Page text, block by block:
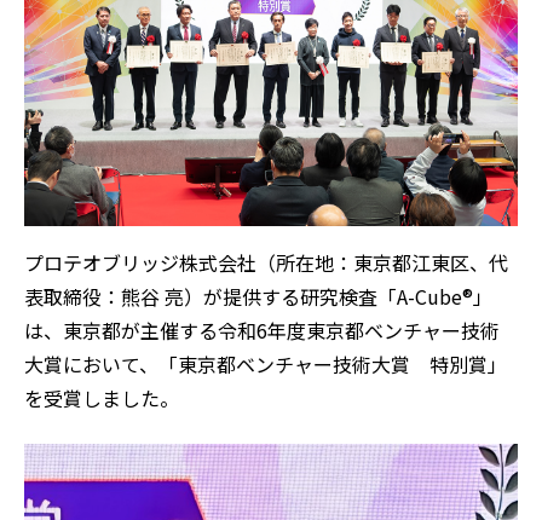
プロテオブリッジ株式会社（所在地：東京都江東区、代
表取締役：熊谷 亮）が提供する研究検査「A-Cube®」
は、東京都が主催する令和6年度東京都ベンチャー技術
大賞において、「東京都ベンチャー技術大賞 特別賞」
を受賞しました。